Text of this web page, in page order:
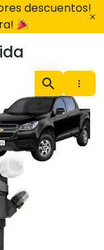
descuentos!